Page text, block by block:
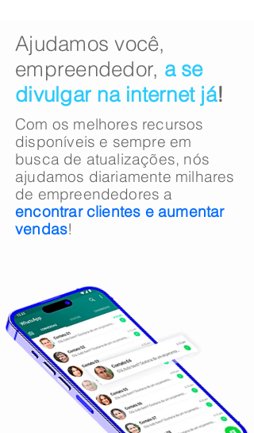
​​Ajudamos você,
empreendedor, a se
divulgar na internet já!
Com os melhores recursos
disponíveis e sempre em
busca de atualizações, nós
ajudamos diariamente milhares
de empreendedores a
encontrar clientes e aumentar
vendas!